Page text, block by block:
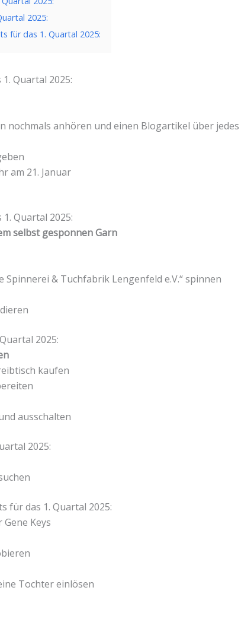
2025:
für das 1. Quartal 2025:
Quartal 2025:
nochmals anhören und einen Blogartikel über jedes
am 21. Januar
Quartal 2025:
selbst gesponnen Garn
Spinnerei & Tuchfabrik Lengenfeld e.V.“ spinnen
2025:
kaufen
ausschalten
2025:
für das 1. Quartal 2025:
Keys
Tochter einlösen